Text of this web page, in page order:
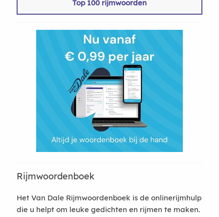
Top 100 rijmwoorden
Rijmwoordenboek
Het Van Dale Rijmwoordenboek is de onlinerijmhulp
die u helpt om leuke gedichten en rijmen te maken.